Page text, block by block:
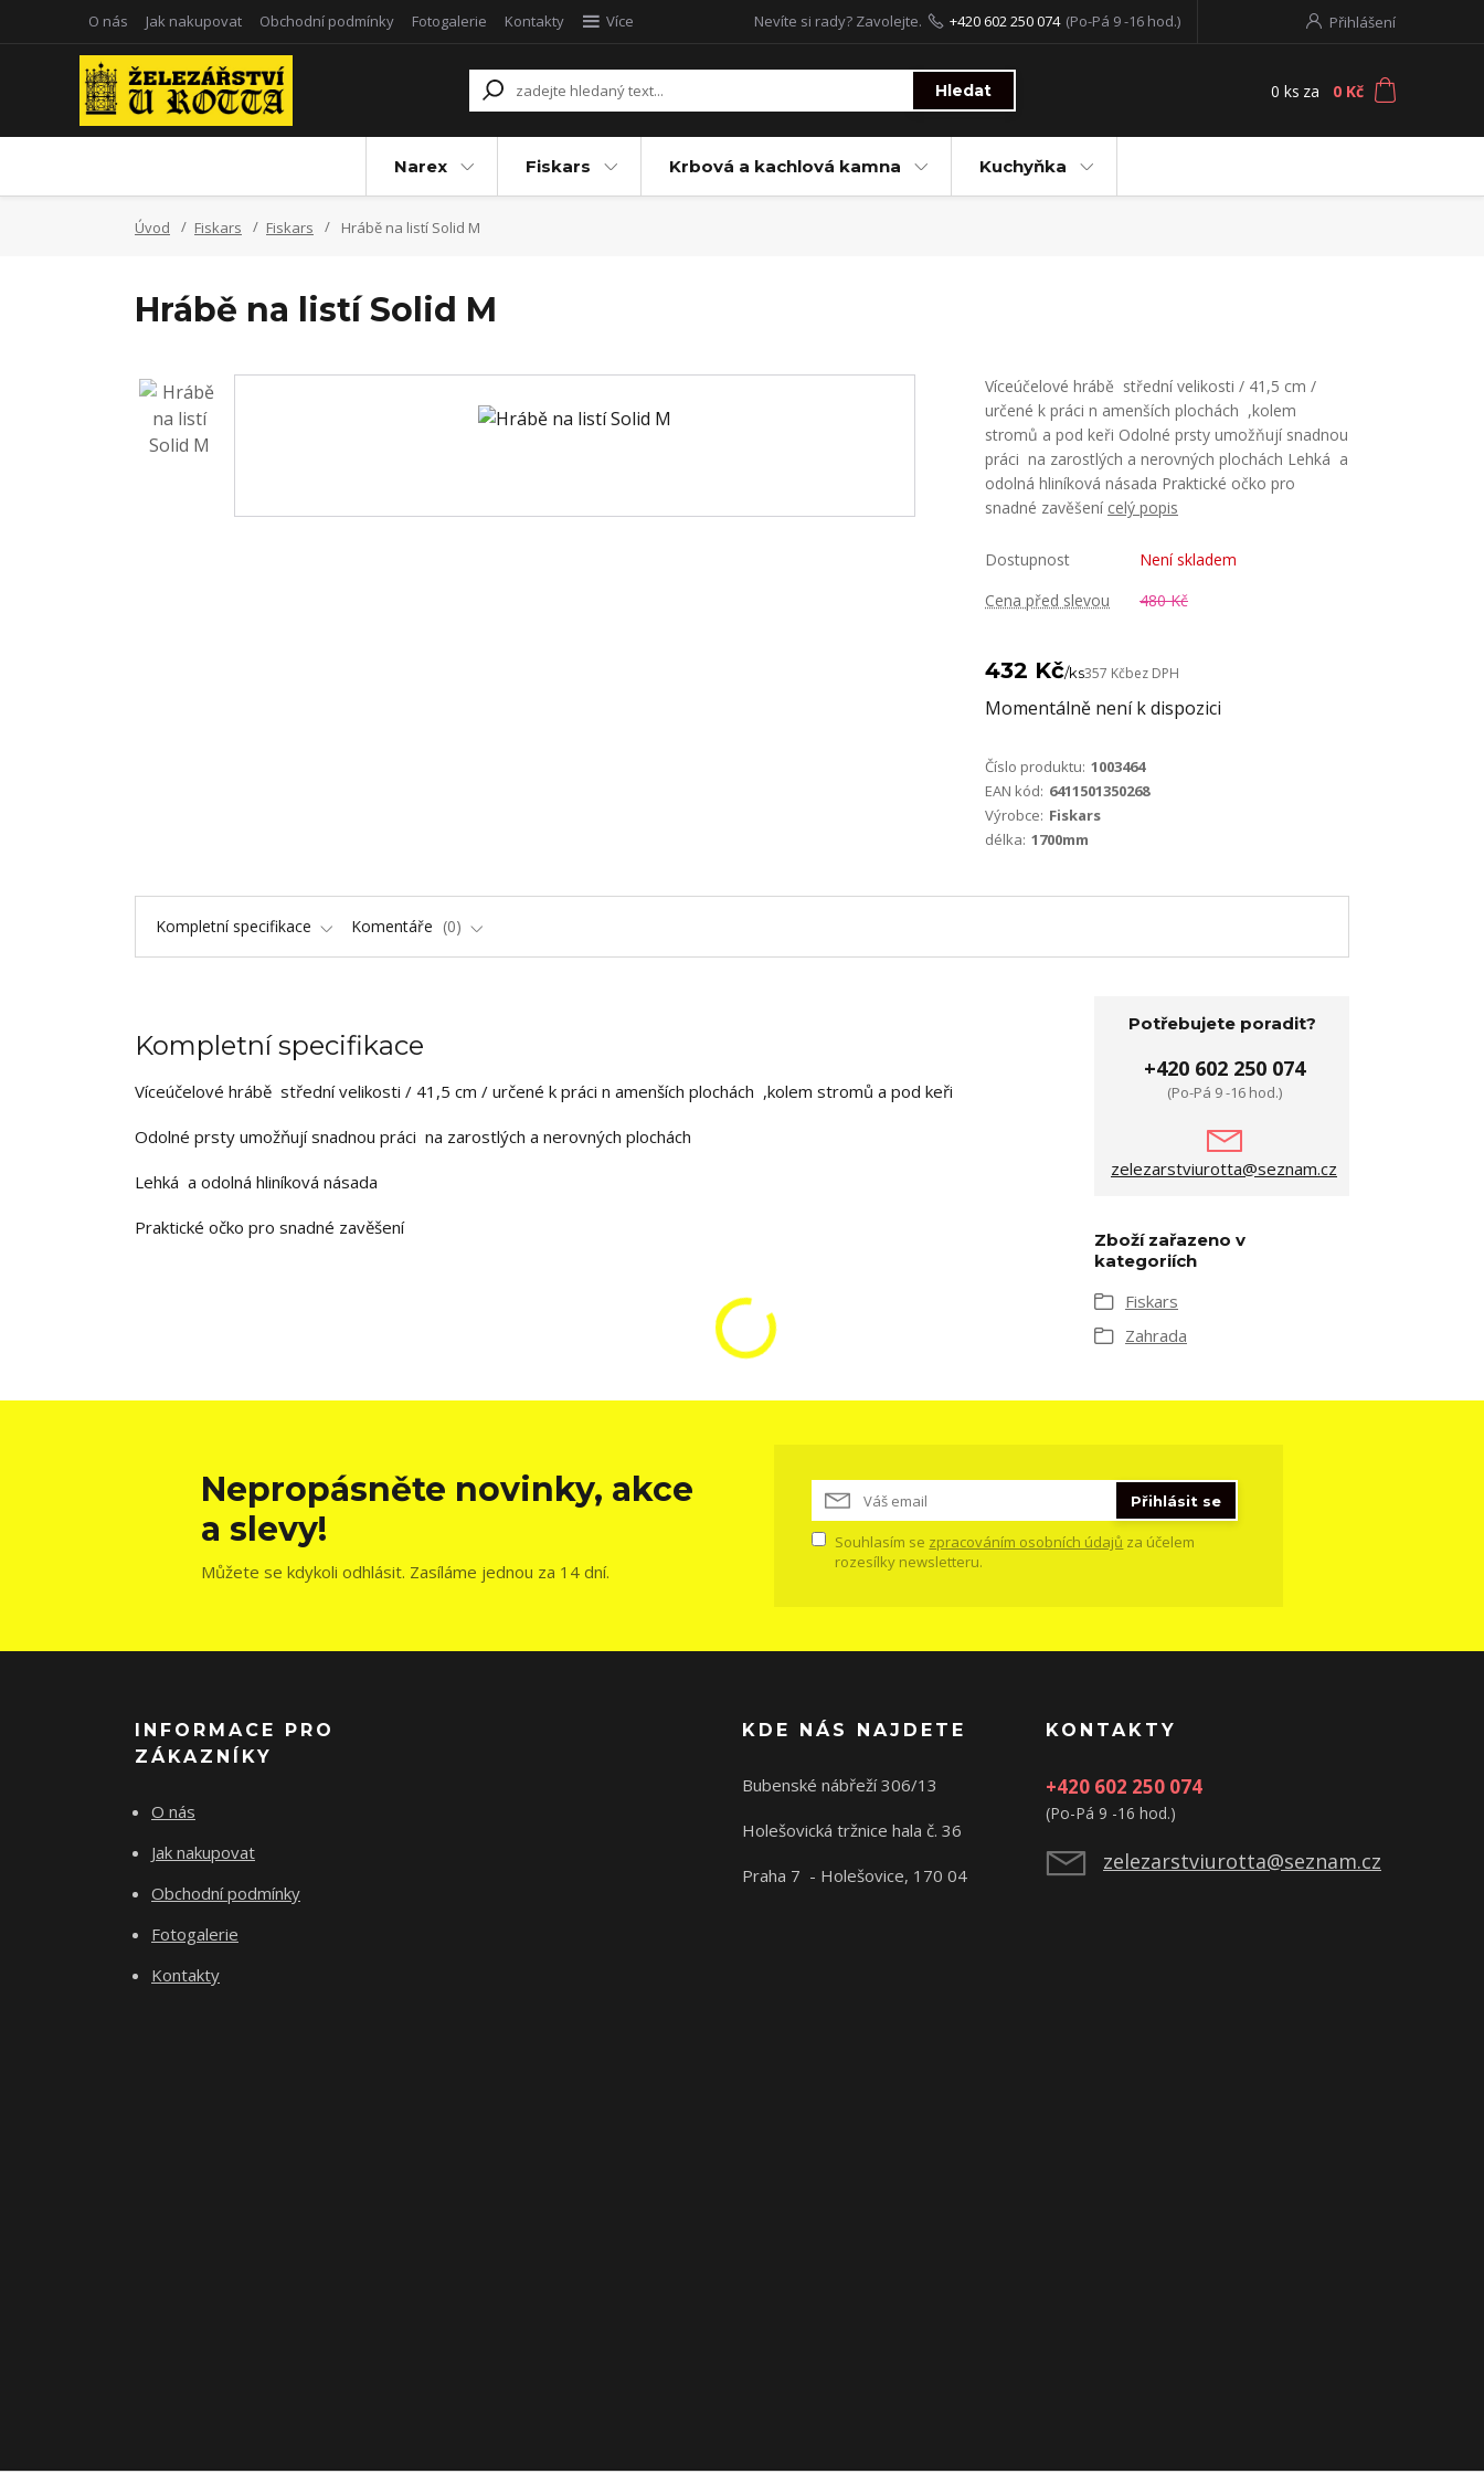
O nás Jak nakupovat Obchodní podmínky Fotogalerie Kontakty Více Přihlášení
Hledat
Nevíte si rady? Zavolejte. +420 602 250 074 (Po-Pá 9 -16 hod.)
0 ks za 0 Kč
Narex Fiskars Krbová a kachlová kamna Kuchyňka
Úvod Fiskars Fiskars Hrábě na listí Solid M
Hrábě na listí Solid M
Víceúčelové hrábě střední velikosti / 41,5 cm /
určené k práci n amenších plochách ,kolem
stromů a pod keři Odolné prsty umožňují snadnou
práci na zarostlých a nerovných plochách Lehká a
odolná hliníková násada Praktické očko pro
snadné zavěšení celý popis
Dostupnost
Není skladem
Cena před slevou
480 Kč
432 Kč/ks357 Kčbez DPH
Momentálně není k dispozici
Číslo produktu: 1003464
EAN kód: 6411501350268
Výrobce: Fiskars
délka: 1700mm
Kompletní specifikace Komentáře 0
Kompletní specifikace
Víceúčelové hrábě střední velikosti / 41,5 cm / určené k práci n amenších plochách ,kolem stromů a pod keři
Odolné prsty umožňují snadnou práci na zarostlých a nerovných plochách
Lehká a odolná hliníková násada
Praktické očko pro snadné zavěšení
Potřebujete poradit?
+420 602 250 074
(Po-Pá 9 -16 hod.)
zelezarstviurotta@seznam.cz
Zboží zařazeno v
kategoriích
Fiskars
Zahrada
Nepropásněte novinky, akce
a slevy!
Můžete se kdykoli odhlásit. Zasíláme jednou za 14 dní.
Přihlásit se
Souhlasím se zpracováním osobních údajů za účelem
rozesílky newsletteru.
INFORMACE PRO
ZÁKAZNÍKY
O nás
Jak nakupovat
Obchodní podmínky
Fotogalerie
Kontakty
KDE NÁS NAJDETE
Bubenské nábřeží 306/13
Holešovická tržnice hala č. 36
Praha 7 - Holešovice, 170 04
KONTAKTY
+420 602 250 074
(Po-Pá 9 -16 hod.)
zelezarstviurotta@seznam.cz